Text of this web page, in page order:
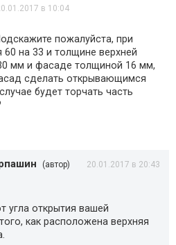
в 10:04
пожалуйста, при
60 на 33 и толщине верхней
мм и фасаде толщиной 16 мм,
сделать открывающимся
будет торчать часть
(автор) 20.01.2017 в 20:43
угла открытия вашей
как расположена верхняя